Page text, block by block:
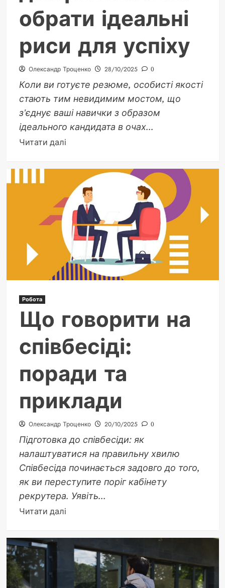
обрати ідеальні
риси для успіху
Олександр Троценко 28/10/2025 0
Коли ви готуєте резюме, особисті якості
стають тим невидимим мостом, що
з'єднує ваші навички з образом
ідеального кандидата в очах...
Читати даліДокладніше
Якості
людини
для
резюме:
як
обрати
ідеальні
риси
для
успіху
Робота
Що говорити на
співбесіді:
поради та
приклади
Олександр Троценко 20/10/2025 0
Підготовка до співбесіди: як
налаштуватися на правильну хвилю
Співбесіда починається задовго до того,
як ви переступите поріг кабінету
рекрутера. Уявіть...
Читати даліДокладніше
Що
говорити
на
співбесіді: